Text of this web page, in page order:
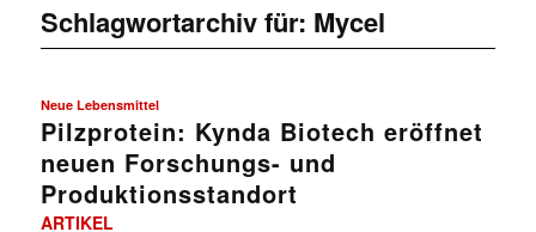
Schlagwortarchiv für: Mycel
Neue Lebensmittel
Pilzprotein: Kynda Biotech eröffnet
neuen Forschungs- und
Produktionsstandort
ARTIKEL